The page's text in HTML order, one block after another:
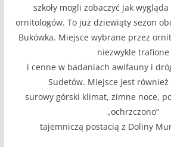
szkoły mogli zobaczyć jak
ornitologów. To już dziewiąty sezon
Bukówka. Miejsce wybrane przez
niezwykle trafione
i cenne w badaniach awifauny i
Sudetów. Miejsce jest również
surowy górski klimat, zimne noce,
„ochrzczono”
tajemniczą postacią z Doliny